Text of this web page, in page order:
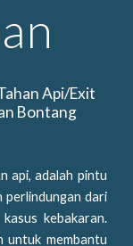
Api/Exit
Bontang
api, adalah pintu
perlindungan dari
kebakaran.
untuk membantu